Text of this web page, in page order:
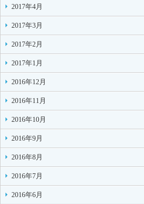
2017年4月
2017年3月
2017年2月
2017年1月
2016年12月
2016年11月
2016年10月
2016年9月
2016年8月
2016年7月
2016年6月